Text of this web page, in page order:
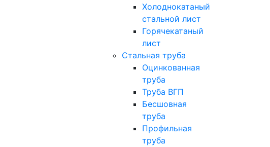
Холоднокатаный
стальной лист
Горячекатаный
лист
Стальная труба
Оцинкованная
труба
Труба ВГП
Бесшовная
труба
Профильная
труба